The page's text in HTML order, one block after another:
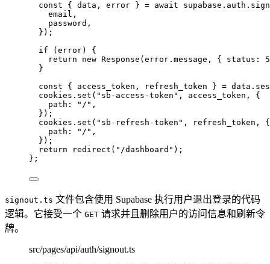
const { data , error } = await supabase . auth .
email ,
password ,
} ) ;
if
(error)
{
return new Response (error . message , { status:
}
const { access_token , refresh_token } = data .
cookies . set ( " sb-access-token " , access_token , {
path:
" / " ,
} ) ;
cookies . set ( " sb-refresh-token " , refresh_token , {
path:
" / " ,
} ) ;
return
redirect ( " /dashboard " ) ;
} ;
signout.ts 文件包含使用 Supabase 执行用户退出登录的代码
逻辑。它接受一个 GET 请求并且删除用户的访问信息和刷新令
牌。
src/pages/api/auth/signout.ts